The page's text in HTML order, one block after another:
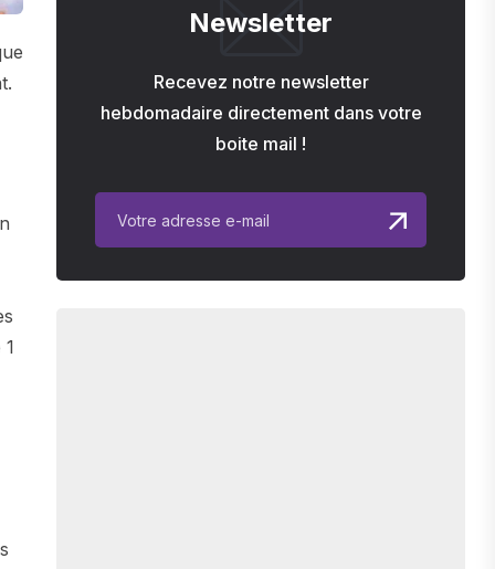
Newsletter
Recevez notre newsletter
hebdomadaire directement dans votre
boite mail !